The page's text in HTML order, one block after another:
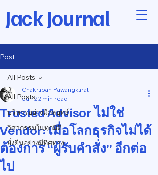
Jack Journal
Post
All Posts
บริหารอย่างมีกลยุทธ์
วิศวกรรมในทุกมิติ
ยั่งยืนอย่างมีทิศทาง
All Posts
Trusted Advisor ไม่ใช่
Vendor: เมื่อโลกธุรกิจไม่ได้
ต้องการ “ผู้รับคำสั่ง” อีกต่อ
ไป
Chakrapan Pawangkarat
Jun 22 min read